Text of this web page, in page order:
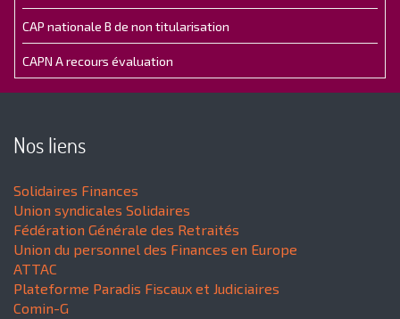
CAP nationale B de non titularisation
CAPN A recours évaluation
Nos liens
Solidaires Finances
Union syndicales Solidaires
Fédération Générale des Retraités
Union du personnel des Finances en Europe
ATTAC
Plateforme Paradis Fiscaux et Judiciaires
Comin-G